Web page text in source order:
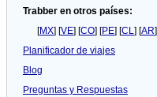
Trabber en otros países:
[MX] [VE] [CO] [PE] [CL] [AR]
Planificador de viajes
Blog
Preguntas y Respuestas